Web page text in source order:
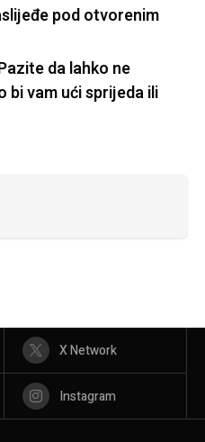
pod otvorenim
da lahko ne
bi vam ući sprijeda ili
X Network
Instagram